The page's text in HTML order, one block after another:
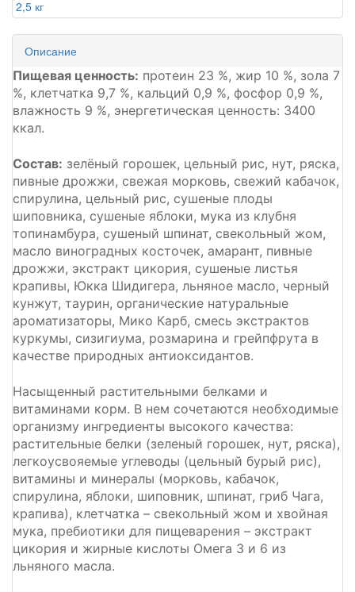
Описание
Пищевая ценность: протеин 23 %, жир 10 %, зола 7
%, клетчатка 9,7 %, кальций 0,9 %, фосфор 0,9 %,
влажность 9 %, энергетическая ценность: 3400
ккал.
Состав: зелёный горошек, цельный рис, нут, ряска,
пивные дрожжи, свежая морковь, свежий кабачок,
спирулина, цельный рис, сушеные плоды
шиповника, сушеные яблоки, мука из клубня
топинамбура, сушеный шпинат, свекольный жом,
масло виноградных косточек, амарант, пивные
дрожжи, экстракт цикория, сушеные листья
крапивы, Юкка Шидигера, льняное масло, черный
кунжут, таурин, органические натуральные
ароматизаторы, Мико Карб, смесь экстрактов
куркумы, сизигиума, розмарина и грейпфрута в
качестве природных антиоксидантов.
Насыщенный растительными белками и
витаминами корм. В нем сочетаются необходимые
организму ингредиенты высокого качества:
растительные белки (зеленый горошек, нут, ряска),
легкоусвояемые углеводы (цельный бурый рис),
витамины и минералы (морковь, кабачок,
спирулина, яблоки, шиповник, шпинат, гриб Чага,
крапива), клетчатка – свекольный жом и хвойная
мука, пребиотики для пищеварения – экстракт
цикория и жирные кислоты Омега 3 и 6 из
льняного масла.